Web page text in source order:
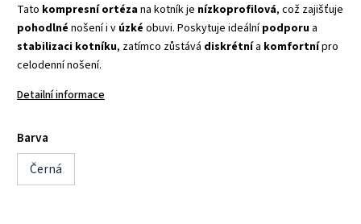
Tato kompresní ortézana kotník je nízkoprofilová, což zajišťuje
pohodlné nošení i v úzké obuvi. Poskytuje ideálnípodporu a
stabilizaci kotníku, zatímco zůstává diskrétnía komfortnípro
celodenní nošení.
Detailní informace
Barva
Černá